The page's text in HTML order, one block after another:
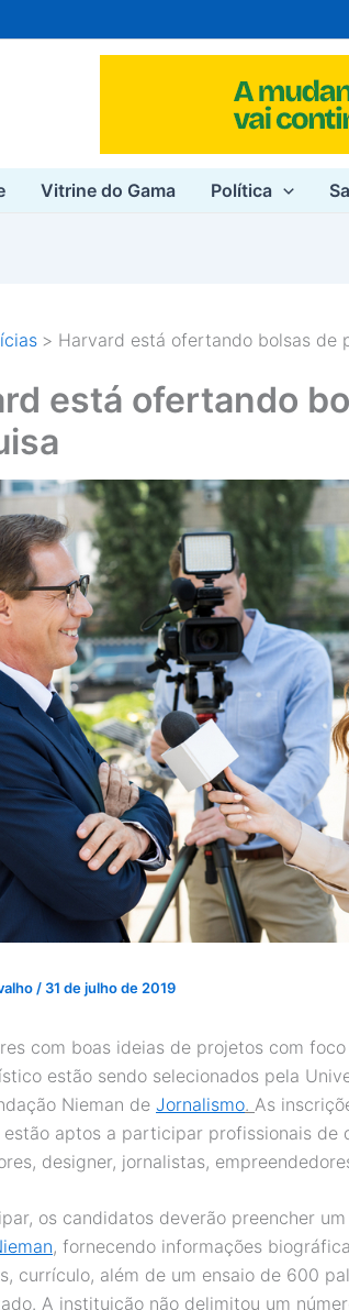
Vitrine do Gama Política
Harvard está ofertando bolsas de
está ofertando
/ 31 de julho de 2019
com boas ideias de projetos com
estão sendo selecionados pela
Nieman de Jornalismo. As
aptos a participar profissionais de
designer, jornalistas,
os candidatos deverão preencher
, fornecendo informações
currículo, além de um ensaio de 600
A instituição não delimitou um